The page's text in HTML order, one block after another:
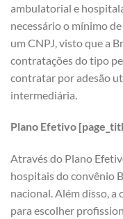
ambulatorial e
necessário o mínimo
um CNPJ, visto que a
contratações do tipo
contratar por adesão
intermediária.
Plano Efetivo
Através do Plano
hospitais do convênio
nacional. Além disso,
para escolher